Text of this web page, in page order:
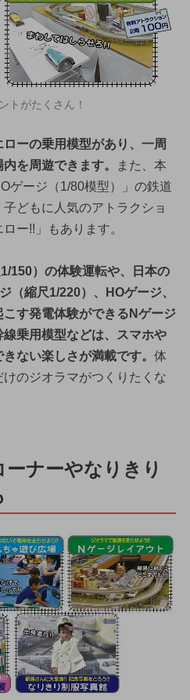
トがたくさん！
ーの乗用模型があり、一周
を周遊できます。
また、本
ゲージ（1/80模型）」の鉄道
どもに人気のアトラクショ
ー!!」もあります。
150）の体験運転や、日本の
（縮尺1/220）、HOゲージ、
す発電体験ができるNゲージ
乗用模型などは、スマホや
ない楽しさが満載です。 体
のジオラマがつくりたくな
ナーやなりきり